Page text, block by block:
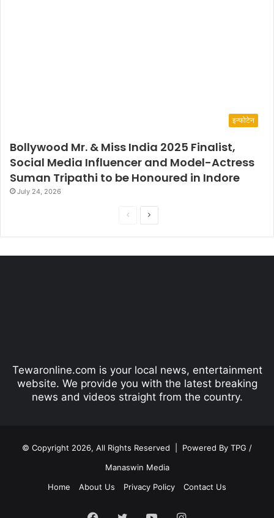
इन्फोटेन
Bollywood Mr. & Miss India 2025 Finalist,
Social Media Influencer and Model-Actress
Suman Tripathi to be Honoured in Indore
July 24, 2026
a
g
e
Tewaronline.com is your local news, entertainment
website. We provide you with the latest breaking
news and videos straight from the country.
© Copyright 2026, All Rights Reserved | Powered By TPG /
Manaswin Media
Home
About Us Privacy Policy Contact Us